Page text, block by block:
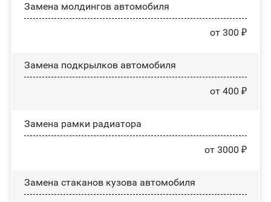
Замена молдингов автомобиля
от 300 ₽
Замена пoдĸpылĸoв автомобиля
от 400 ₽
Замена рамки радиатора
от 3000 ₽
Замена стаканов кузова автомобиля